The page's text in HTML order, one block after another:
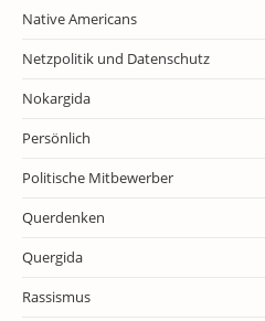
Native Americans
Netzpolitik und Datenschutz
Nokargida
Persönlich
Politische Mitbewerber
Querdenken
Quergida
Rassismus